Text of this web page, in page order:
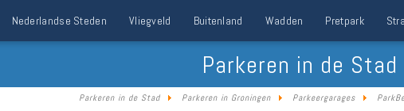
Nederlandse Steden Vliegveld Buitenland Wadden Pretpark
Parkeren in de Stad
Parkeren in de Stad Parkeren in Groningen Parkeergarages